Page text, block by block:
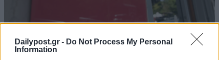
Dailypost.gr - Do Not Process My Personal
Information